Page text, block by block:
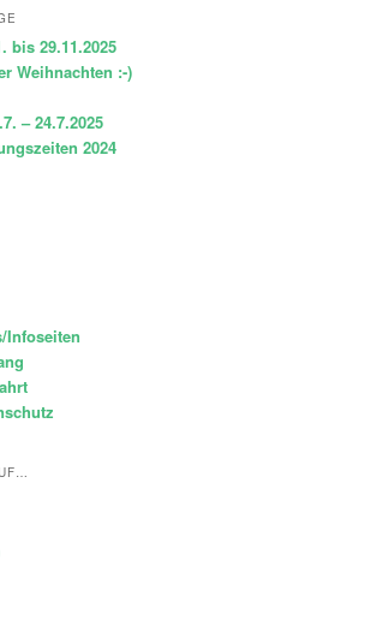
bis 29.11.2025
Weihnachten :-)
– 24.7.2025
2024
Infoseiten